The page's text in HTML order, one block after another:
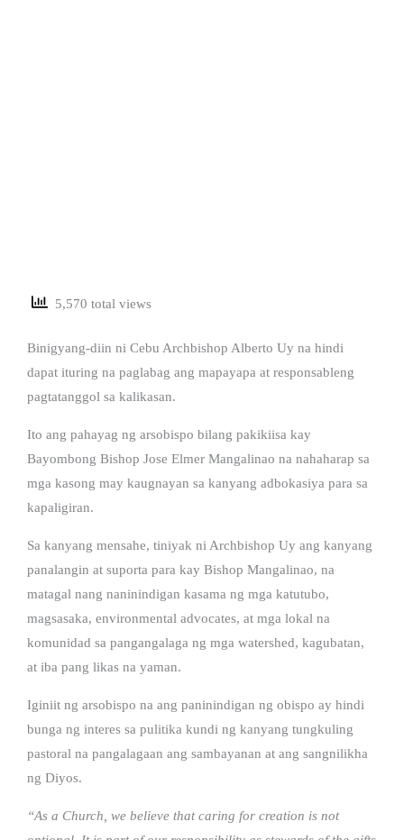
5,570 total views
Binigyang-diin ni Cebu Archbishop Alberto Uy na hindi
dapat ituring na paglabag ang mapayapa at responsableng
pagtatanggol sa kalikasan.
Ito ang pahayag ng arsobispo bilang pakikiisa kay
Bayombong Bishop Jose Elmer Mangalinao na nahaharap sa
mga kasong may kaugnayan sa kanyang adbokasiya para sa
kapaligiran.
Sa kanyang mensahe, tiniyak ni Archbishop Uy ang kanyang
panalangin at suporta para kay Bishop Mangalinao, na
matagal nang naninindigan kasama ng mga katutubo,
magsasaka, environmental advocates, at mga lokal na
komunidad sa pangangalaga ng mga watershed, kagubatan,
at iba pang likas na yaman.
Iginiit ng arsobispo na ang paninindigan ng obispo ay hindi
bunga ng interes sa pulitika kundi ng kanyang tungkuling
pastoral na pangalagaan ang sambayanan at ang sangnilikha
ng Diyos.
“As a Church, we believe that caring for creation is not